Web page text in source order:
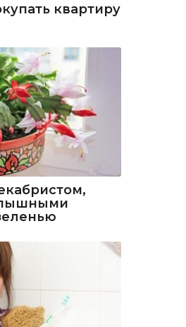
квартиру
пышными